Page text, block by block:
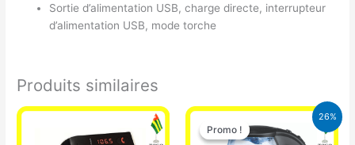
Sortie d’alimentation USB, charge directe, interrupteur
d’alimentation USB, mode torche
Produits similaires
26%
Promo !
Promo !
Le
prix
initial
Le
prix
actuel